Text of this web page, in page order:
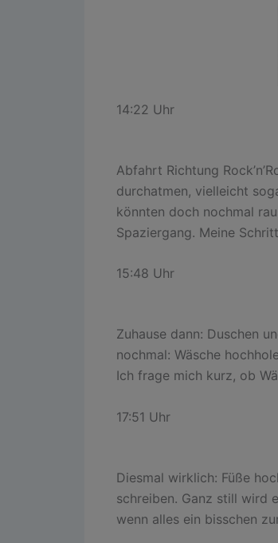
14:22 Uhr
Abfahrt Richtung
durchatmen, vielleicht
könnten doch nochmal
Spaziergang. Meine
15:48 Uhr
Zuhause dann: Duschen
nochmal: Wäsche
Ich frage mich kurz, ob
17:51 Uhr
Diesmal wirklich: Füße
schreiben. Ganz still wird
wenn alles ein bisschen